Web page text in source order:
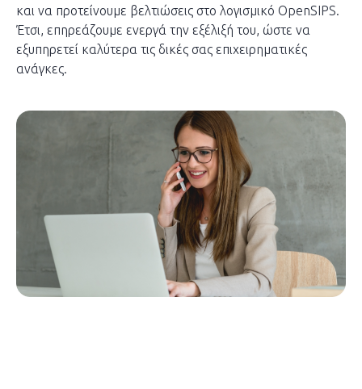
και να προτείνουμε βελτιώσεις στο λογισμικό OpenSIPS.
Έτσι, επηρεάζουμε ενεργά την εξέλιξή του, ώστε να
εξυπηρετεί καλύτερα τις δικές σας επιχειρηματικές
ανάγκες.